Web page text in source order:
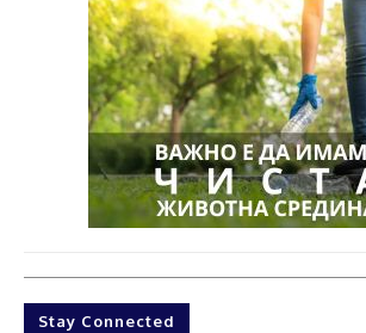
Stay Connected